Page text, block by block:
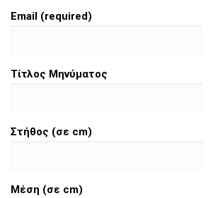
Email (required)
Τίτλος Μηνύματος
Στήθος (σε cm)
Μέση (σε cm)